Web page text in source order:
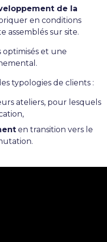
de la
en conditions
assemblés sur site.
et une
typologies de clients :
ateliers, pour lesquels
en transition vers le